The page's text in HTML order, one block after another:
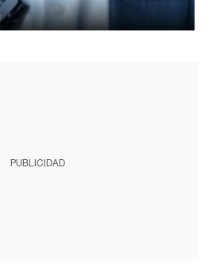
PUBLICIDAD